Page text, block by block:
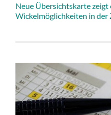
Neue Übersichtskarte
Wickelmöglichkeiten in